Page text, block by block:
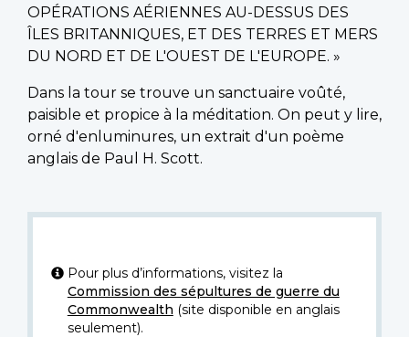
OPÉRATIONS AÉRIENNES AU-DESSUS DES
ÎLES BRITANNIQUES, ET DES TERRES ET MERS
DU NORD ET DE L'OUEST DE L'EUROPE. »
Dans la tour se trouve un sanctuaire voûté,
paisible et propice à la méditation. On peut y lire,
orné d'enluminures, un extrait d'un poème
anglais de Paul H. Scott.
Pour plus d’informations, visitez la
Commission des sépultures de guerre du
Commonwealth (site disponible en anglais
seulement).